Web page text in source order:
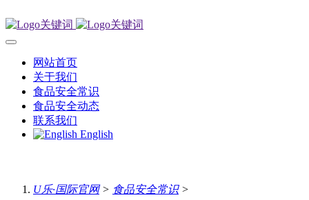
网站首页
关于我们
食品安全常识
食品安全动态
联系我们
English
U乐·国际官网> 食品安全常识>